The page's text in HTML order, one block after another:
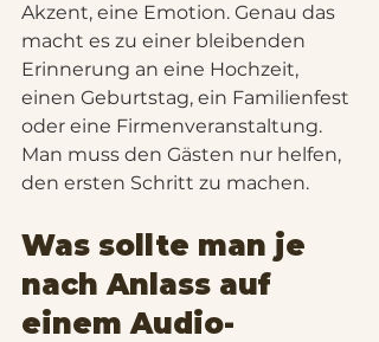
Akzent, eine Emotion. Genau das
macht es zu einer bleibenden
Erinnerung an eine Hochzeit,
einen Geburtstag, ein Familienfest
oder eine Firmenveranstaltung.
Man muss den Gästen nur helfen,
den ersten Schritt zu machen.
Was sollte man je
nach Anlass auf
einem Audio-